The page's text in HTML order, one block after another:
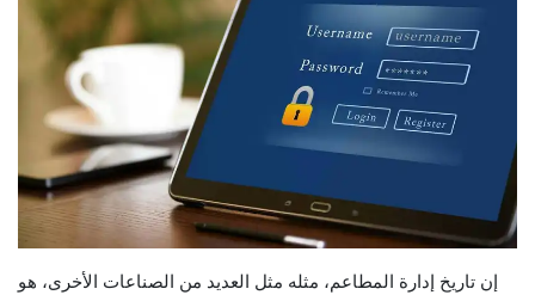
إن تاريخ إدارة المطاعم، مثله مثل العديد من الصناعات الأخرى، هو